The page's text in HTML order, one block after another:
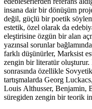
insana dair bir dönüşüm
değil, güçlü bir poetik
estetik, özel olarak da
eleştirisine özgün bir alan
yazınsal sorunlar
farklı düşünürler, Marksist
zengin bir literatür
sonrasında özellikle
tartışmalarda Georg
Louis Althusser, Benjamin,
süregiden zengin bir teorik